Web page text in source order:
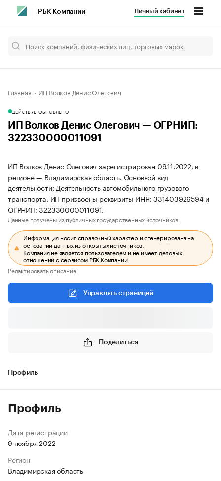
РБК Компании Личный кабинет
Главная ИП Волков Денис Олегович
ДЕЙСТВУЕТОБНОВЛЕНО
ИП Волков Денис Олегович — ОГРНИП:
322330000011091
ИП Волков Денис Олегович зарегистрирован 09.11.2022, в
регионе — Владимирская область. Основной вид
деятельности: Деятельность автомобильного грузового
транспорта. ИП присвоены реквизиты ИНН: 331403926594 и
ОГРНИП: 322330000011091.
Данные получены из публичных государственных источников.
Информация носит справочный характер и сгенерирована на
основании данных из открытых источников.
Компания не является пользователем и не имеет деловых
отношений с сервисом РБК Компании.
Редактировать описание
Управлять страницей
Поделиться
Профиль
Профиль
Дата регистрации
9 ноября 2022
Регион
Владимирская область